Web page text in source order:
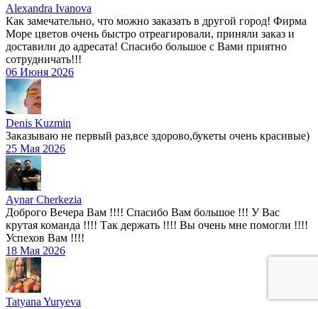
Alexandra Ivanova
Как замечательно, что можно заказать в другой город! Фирма
Море цветов очень быстро отреагировали, приняли заказ и
доставили до адресата! Спасибо большое с Вами приятно
сотрудничать!!!
06 Июня 2026
Denis Kuzmin
Заказываю не первый раз,все здорово,букеты очень красивые)
25 Мая 2026
Aynar Cherkezia
Доброго Вечера Вам !!!! Спасибо Вам большое !!! У Вас
крутая команда !!!! Так держать !!!! Вы очень мне помогли !!!!
Успехов Вам !!!!
18 Мая 2026
Tatyana Yuryeva